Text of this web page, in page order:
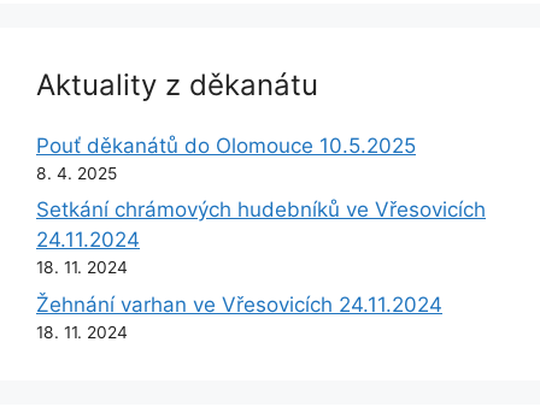
Aktuality z děkanátu
Pouť děkanátů do Olomouce 10.5.2025
8. 4. 2025
Setkání chrámových hudebníků ve Vřesovicích
24.11.2024
18. 11. 2024
Žehnání varhan ve Vřesovicích 24.11.2024
18. 11. 2024